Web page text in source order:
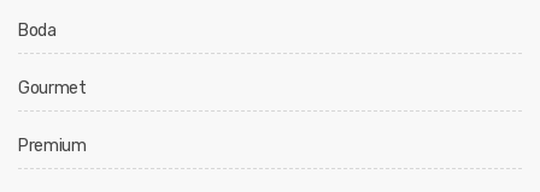
Boda
Gourmet
Premium